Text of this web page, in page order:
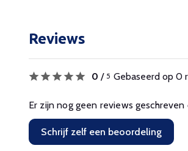
Reviews
0 / 5 Gebaseerd op 0
Er zijn nog geen reviews
Schrijf zelf een beoordeling